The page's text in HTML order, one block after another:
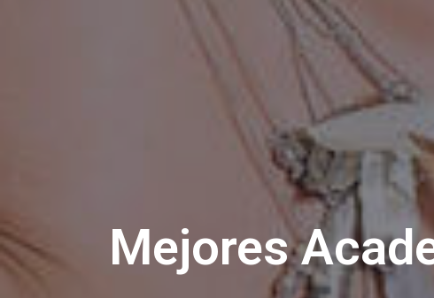
Mejores